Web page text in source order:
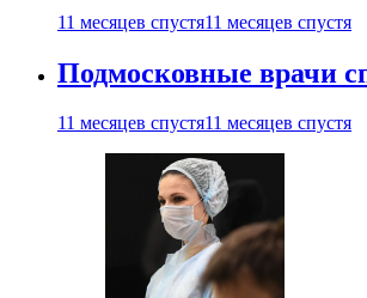
11 месяцев спустя11 месяцев спустя
Подмосковные врачи
11 месяцев спустя11 месяцев спустя